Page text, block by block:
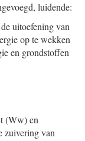
luidende:
uitoefening van
op te wekken
en grondstoffen
(Ww) en
zuivering van